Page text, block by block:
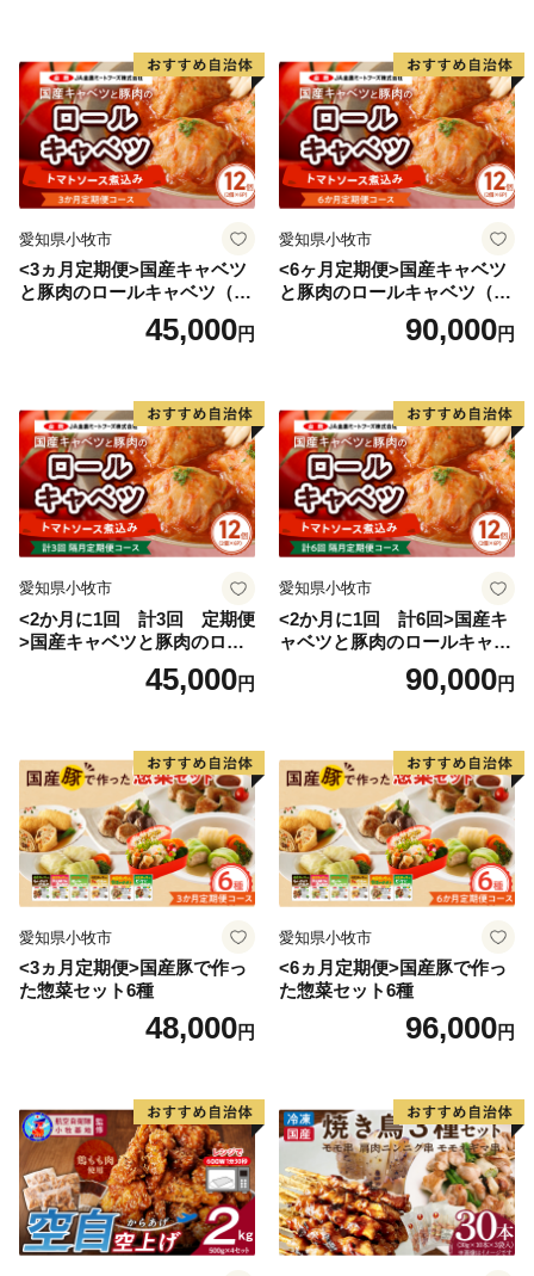
また、島ではおもてなしの心を大事にしており、２００
７年から行われたアメリカの教育団体「ピープル・ト
ゥ・ピープル」による国際親善大使派遣プログラムで
は、小値賀町の民泊体験を通した人の温かさが高い評価
を受け、世界一の評価を2年連続で受けました。
「“ぎばれ小値賀！”ふるさと寄附金」は、この魅力ある
小値賀町を後世に残すための取組みとして、小値賀のこ
ども達が様々なことにチャレンジできるようなプロジェ
クトや、英語教育の充実・海外修学旅行などといったこ
の貴重な資産である松や野崎島を未来へ残すための保全
対策事業、基幹産業の後継者対策等に活用させていただ
きます。
愛知県小牧市
<3ヵ月定期便>国産キャベツ
と豚肉のロールキャベツ（6P
45,000円
愛知県小牧市
<6ヶ月定期便>国産キャベツ
と豚肉のロールキャベツ（6P
90,000円
愛知県小牧市
<2か月に1回 計3回 定期便
>国産キャベツと豚肉のロー
ルキャベツ（6P入り）
45,000円
愛知県小牧市
<2か月に1回 計6回>国産キ
ャベツと豚肉のロールキャベ
90,000円
愛知県小牧市
<3ヵ月定期便>国産豚で作っ
た惣菜セット6種
48,000円
愛知県小牧市
<6ヵ月定期便>国産豚で作っ
た惣菜セット6種
96,000円